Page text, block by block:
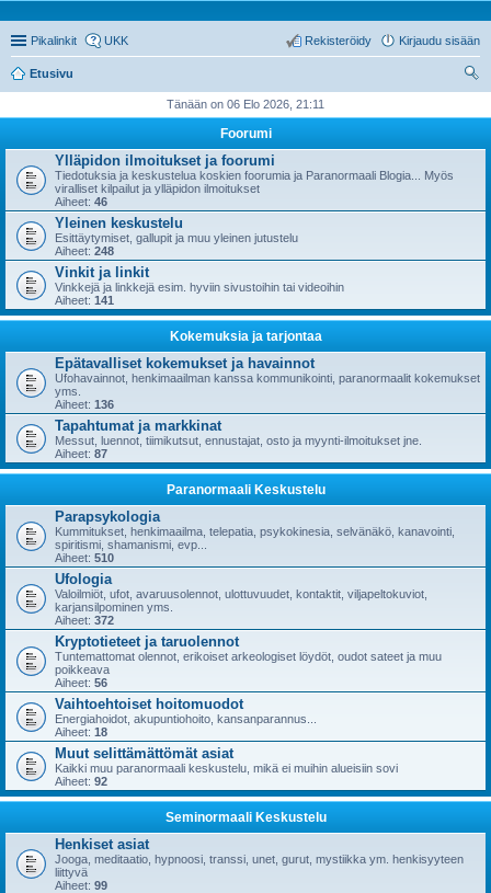
Pikalinkit UKK Kirjaudu sisään
Rekisteröidy
Etusivu
Tänään on 06 Elo 2026, 21:11
Foorumi
Ylläpidon ilmoitukset ja foorumi
Tiedotuksia ja keskustelua koskien foorumia ja Paranormaali Blogia... Myös
viralliset kilpailut ja ylläpidon ilmoitukset
Aiheet: 46
Yleinen keskustelu
Esittäytymiset, gallupit ja muu yleinen jutustelu
Aiheet: 248
Vinkit ja linkit
Vinkkejä ja linkkejä esim. hyviin sivustoihin tai videoihin
Aiheet: 141
Kokemuksia ja tarjontaa
Epätavalliset kokemukset ja havainnot
Ufohavainnot, henkimaailman kanssa kommunikointi, paranormaalit kokemukset
yms.
Aiheet: 136
Tapahtumat ja markkinat
Messut, luennot, tiimikutsut, ennustajat, osto ja myynti-ilmoitukset jne.
Aiheet: 87
Paranormaali Keskustelu
Parapsykologia
Kummitukset, henkimaailma, telepatia, psykokinesia, selvänäkö, kanavointi,
spiritismi, shamanismi, evp...
Aiheet: 510
Ufologia
Valoilmiöt, ufot, avaruusolennot, ulottuvuudet, kontaktit, viljapeltokuviot,
karjansilpominen yms.
Aiheet: 372
Kryptotieteet ja taruolennot
Tuntemattomat olennot, erikoiset arkeologiset löydöt, oudot sateet ja muu
poikkeava
Aiheet: 56
Vaihtoehtoiset hoitomuodot
Energiahoidot, akupuntiohoito, kansanparannus...
Aiheet: 18
Muut selittämättömät asiat
Kaikki muu paranormaali keskustelu, mikä ei muihin alueisiin sovi
Aiheet: 92
Seminormaali Keskustelu
Henkiset asiat
Jooga, meditaatio, hypnoosi, transsi, unet, gurut, mystiikka ym. henkisyyteen
liittyvä
Aiheet: 99